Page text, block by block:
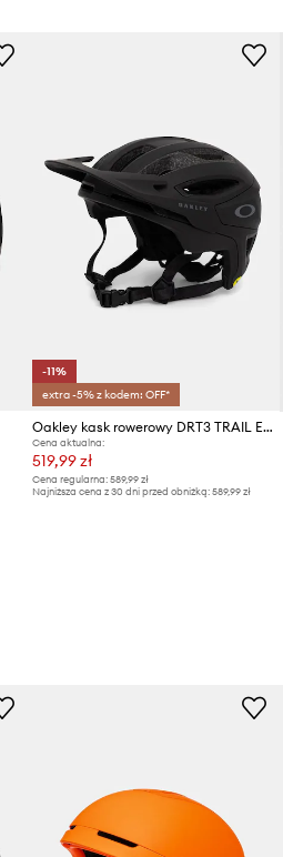
Hardshell (ABS)
-11%
extra -5% z kodem: OFF*
Oakley kask rowerowy DRT3 TRAIL EUROPE
Cena aktualna:
519,99 zł
Cena regularna:589,99 zł
Najniższa cena z 30 dni przed obniżką:589,99 zł